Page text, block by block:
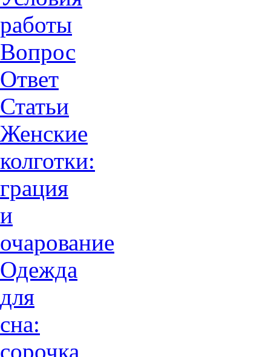
работы
Вопрос
Ответ
Статьи
Женские
колготки:
грация
и
очарованиe
Одежда
для
сна:
сорочка